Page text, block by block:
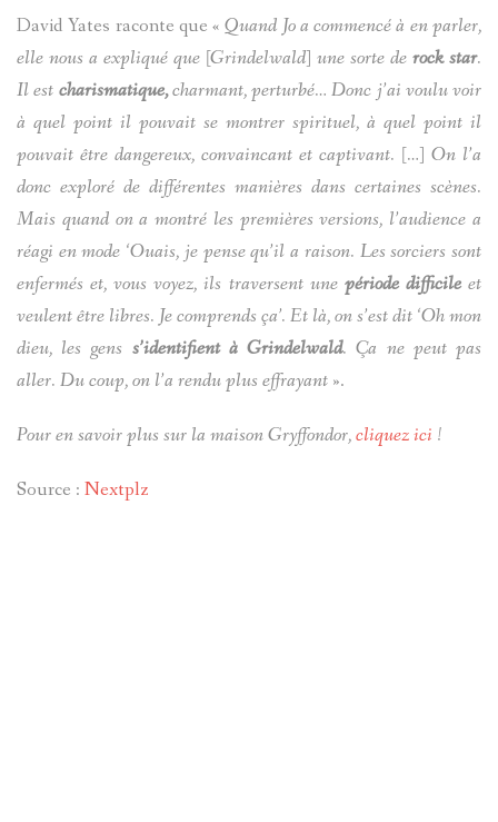
David Yates raconte que «Quand Jo a commencé à en parler,
elle nous a expliqué que [Grindelwald] une sorte de rock star.
Il est charismatique,charmant, perturbé… Donc j’ai voulu voir
à quel point il pouvait se montrer spirituel, à quel point il
pouvait être dangereux, convaincant et captivant. […] On l’a
donc exploré de différentes manières dans certaines scènes.
Mais quand on a montré les premières versions, l’audience a
réagi en mode ‘Ouais, je pense qu’il a raison. Les sorciers sont
enfermés et, vous voyez, ils traversent une période difficileet
veulent être libres. Je comprends ça’. Et là, on s’est dit ‘Oh mon
dieu, les gens s’identifient à Grindelwald. Ça ne peut pas
aller. Du coup, on l’a rendu plus effrayant ».
Pour en savoir plus sur la maison Gryffondor,cliquez ici !
Source : Nextplz